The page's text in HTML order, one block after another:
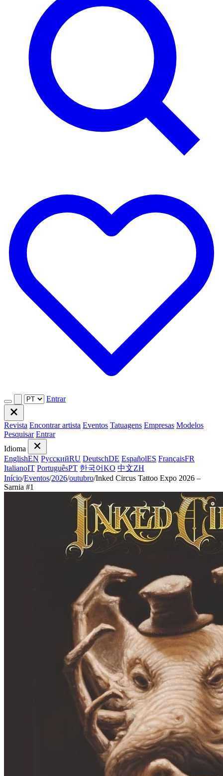
Entrar
Revista Encontrar artista Eventos Tatuagens Empresas Modelos
Pesquisar Entrar
Idioma
EnglishEN РусскийRU DeutschDE EspañolES FrançaisFR
ItalianoIT PortuguêsPT 한국어KO 中文ZH
Início/Eventos/2026/outubro/Inked Circus Tattoo Expo 2026 –
Sarnia #1